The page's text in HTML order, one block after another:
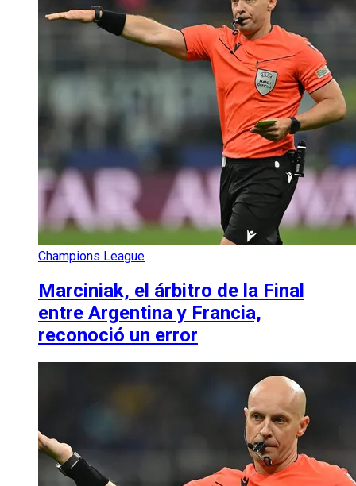
Champions League
Marciniak, el árbitro de la Final
entre Argentina y Francia,
reconoció un error